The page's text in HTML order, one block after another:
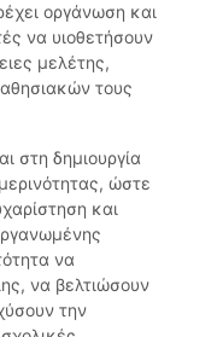
οργάνωση και
να υιοθετήσουν
μελέτης,
τους
στη δημιουργία
ώστε
και
να
να βελτιώσουν
την